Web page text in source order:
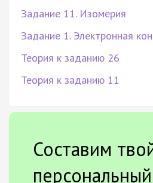
Задание 11. Изомерия
Задание 1. Электронная
Теория к заданию 26
Теория к заданию 11
Составим